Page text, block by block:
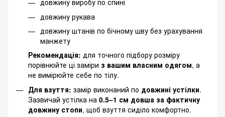
довжину виробу по спині
довжину рукава
довжину штанів по бічному шву без урахування
манжету
Рекомендація: для точного підбору розміру
порівнюйте ці заміри з вашим власним одягом, а
не вимірюйте себе по тілу.
Для взуття: замір виконаний по довжині устілки.
Зазвичай устілка на 0.5–1 см довша за фактичну
довжину стопи, щоб взуття сиділо комфортно.